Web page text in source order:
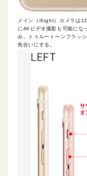
メイン（iSight）カメラは
に4Kビデオ撮影も可能にな
み。トゥルートーンフラッ
色合いにする。